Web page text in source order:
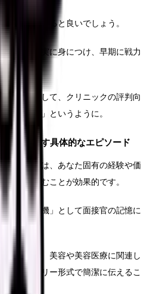
意欲も添えると良いでしょう。
知識を確実に身につけ、早期に戦力
リストとして、クリニックの評判向
ています」というように。
しさを示す具体的なエピソード
るためには、あなた固有の経験や価
を盛り込むことが効果的です。
の志望動機」として面接官の記憶に
イントは、美容や美容医療に関連し
をストーリー形式で簡潔に伝えるこ